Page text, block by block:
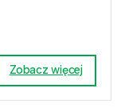
Zobacz więcej